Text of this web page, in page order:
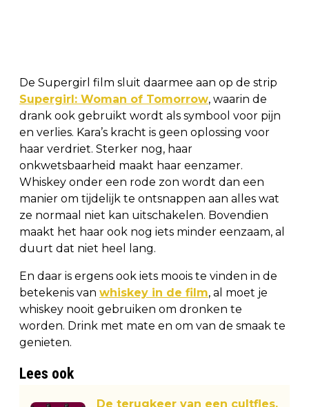
De Supergirl film sluit daarmee aan op de strip
Supergirl: Woman of Tomorrow, waarin de
drank ook gebruikt wordt als symbool voor pijn
en verlies. Kara’s kracht is geen oplossing voor
haar verdriet. Sterker nog, haar
onkwetsbaarheid maakt haar eenzamer.
Whiskey onder een rode zon wordt dan een
manier om tijdelijk te ontsnappen aan alles wat
ze normaal niet kan uitschakelen. Bovendien
maakt het haar ook nog iets minder eenzaam, al
duurt dat niet heel lang.
En daar is ergens ook iets moois te vinden in de
betekenis van whiskey in de film, al moet je
whiskey nooit gebruiken om dronken te
worden. Drink met mate en om van de smaak te
genieten.
Lees ook
De terugkeer van een cultfles,